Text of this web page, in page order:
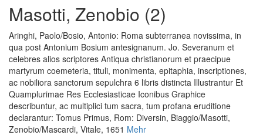
Masotti, Zenobio (2)
Aringhi, Paolo/Bosio, Antonio: Roma subterranea novissima, in
qua post Antonium Bosium antesignanum. Jo. Severanum et
celebres alios scriptores Antiqua christianorum et praecipue
martyrum coemeteria, tituli, monimenta, epitaphia, inscriptiones,
ac nobiliora sanctorum sepulchra 6 libris distincta Illustrantur Et
Quamplurimae Res Ecclesiasticae Iconibus Graphice
describuntur, ac multiplici tum sacra, tum profana eruditione
declarantur: Tomus Primus, Rom: Diversin, Biaggio/Masotti,
Zenobio/Mascardi, Vitale, 1651 Mehr